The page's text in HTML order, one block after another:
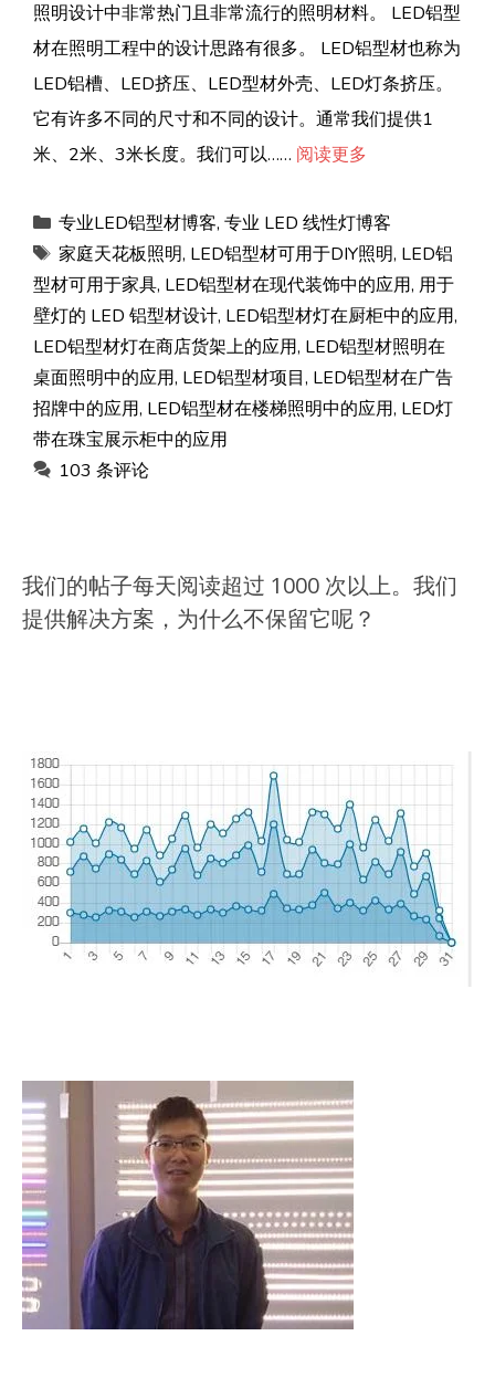
照明设计中非常热门且非常流行的照明材料。 LED铝型
材在照明工程中的设计思路有很多。 LED铝型材也称为
LED铝槽、LED挤压、LED型材外壳、LED灯条挤压。
它有许多不同的尺寸和不同的设计。通常我们提供1
米、2米、3米长度。我们可以…… 阅读更多
类
别
专业LED铝型材博客, 专业 LED 线性灯博客
标
签
家庭天花板照明, LED铝型材可用于DIY照明, LED铝
型材可用于家具, LED铝型材在现代装饰中的应用, 用于
壁灯的 LED 铝型材设计, LED铝型材灯在厨柜中的应用,
LED铝型材灯在商店货架上的应用, LED铝型材照明在
桌面照明中的应用, LED铝型材项目, LED铝型材在广告
招牌中的应用, LED铝型材在楼梯照明中的应用, LED灯
带在珠宝展示柜中的应用
103 条评论
我们的帖子每天阅读超过 1000 次以上。我们
提供解决方案，为什么不保留它呢？